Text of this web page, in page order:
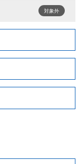
対象外